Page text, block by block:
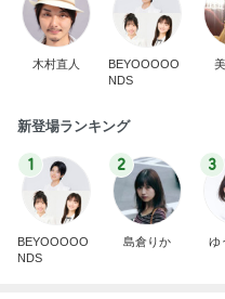
木村直人
BEYOOOOO
NDS
新登場ランキング
1
BEYOOOOO
NDS
2
島倉りか
3
ゆ